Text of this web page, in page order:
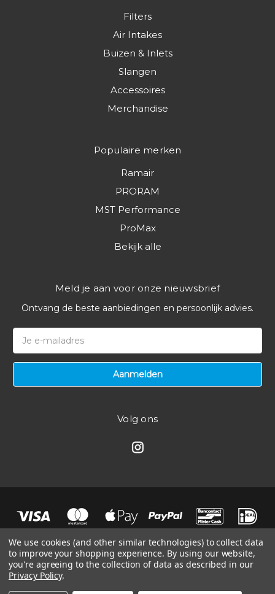
Filters
Air Intakes
Buizen & Inlets
Slangen
Accessoires
Merchandise
Populaire merken
Ramair
PRORAM
MST Performance
ProMax
Bekijk alle
Meld je aan voor onze nieuwsbrief
Ontvang de beste aanbiedingen en persoonlijk advies.
mailadres
Volg ons
We use cookies (and other similar technologies) to collect data
to improve your shopping experience. By using our website,
you're agreeing to the collection of data as described in our
Privacy Policy.